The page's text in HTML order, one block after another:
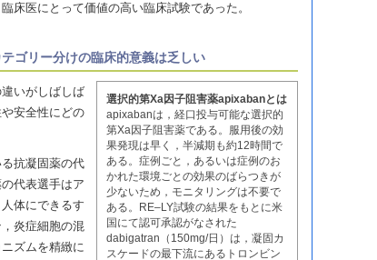
床医にとって価値の高い臨床試験であった。
ゴリー分けの臨床的意義は乏しい
選択的第Xa因子阻害薬apixabanとは
apixabanは，経口投与可能な選択的
第Xa因子阻害薬である。服用後の効
果発現は早く，半減期も約12時間で
ある。症例ごと，あるいは症例のお
かれた環境ごとの効果のばらつきが
少ないため，モニタリングは不要で
ある。RE–LY試験の結果をもとに米
国にて認可承認がなされた
dabigatran（150mg/日）は，凝固カ
スケードの最下流にあるトロンビン
いがしばしば
安全性にどの
抗凝固薬の代
代表選手はア
体にできるす
炎症細胞の混
ズムを精緻に